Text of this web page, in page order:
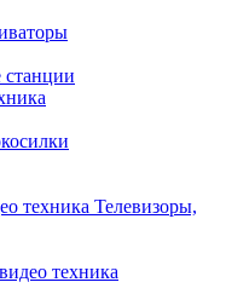
Телевизоры,
техника